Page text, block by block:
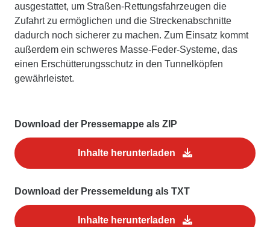
ausgestattet, um Straßen-Rettungsfahrzeugen die
Zufahrt zu ermöglichen und die Streckenabschnitte
dadurch noch sicherer zu machen. Zum Einsatz kommt
außerdem ein schweres Masse-Feder-Systeme, das
einen Erschütterungsschutz in den Tunnelköpfen
gewährleistet.
Download der Pressemappe als ZIP
Inhalte herunterladen
Download der Pressemeldung als TXT
Inhalte herunterladen